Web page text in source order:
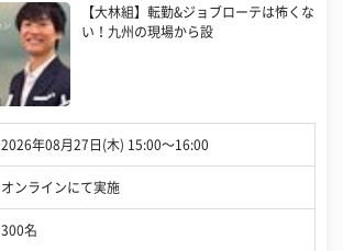
【大林組】転勤&ジョブローテは怖くな
い！九州の現場から設
2026年08月27日(木) 15:00〜16:00
オンラインにて実施
300名